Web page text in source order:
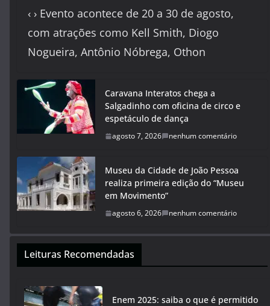
‹ › Evento acontece de 20 a 30 de agosto,
com atrações como Kell Smith, Diogo
Nogueira, Antônio Nóbrega, Othon
Caravana Interatos chega a
Salgadinho com oficina de circo e
espetáculo de dança
agosto 7, 2026 nenhum comentário
Museu da Cidade de João Pessoa
realiza primeira edição do “Museu
em Movimento”
agosto 6, 2026 nenhum comentário
Leituras Recomendadas
Enem 2025: saiba o que é permitido